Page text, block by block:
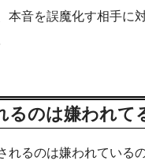
本音を誤魔化す相手に
るのは嫌われて
れるのは嫌われている